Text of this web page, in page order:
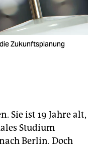
Zukunftsplanung
Sie ist 19 Jahre alt,
Studium
Berlin. Doch